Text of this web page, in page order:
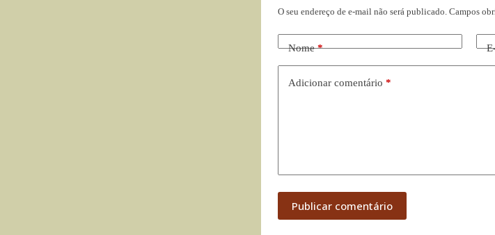
O seu endereço de e-mail não será publicado. Campos
Nome*
Adicionar comentário *
Publicar comentário